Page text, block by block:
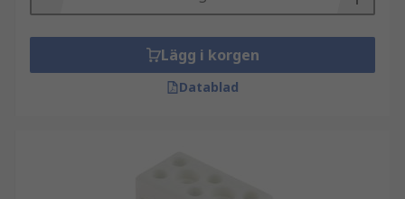
behövs för en professionell uppbyggnad, och
våra tekniska experter finns alltid tillgängliga om
du behöver vägledning inför ditt val.
Lägg i korgen
Datablad